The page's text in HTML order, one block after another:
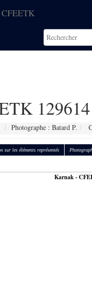
129614
Photographe : Batard P.
sur les éléments représentés